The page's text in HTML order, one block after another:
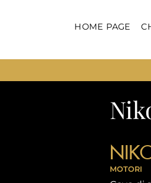
HOME PAGE
MOTORI